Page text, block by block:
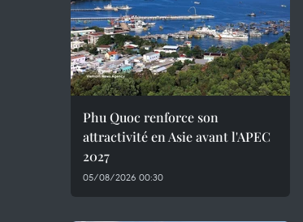
Phu Quoc renforce son
attractivité en Asie avant l'APEC
2027
05/08/2026 00:30